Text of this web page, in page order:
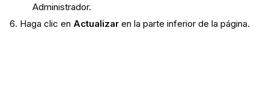
Administrador.
Haga clic en Actualizaren la parte inferior de la página.